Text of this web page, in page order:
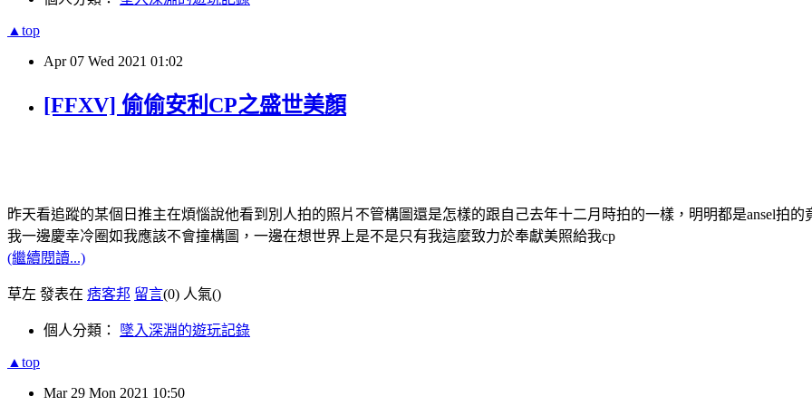
▲top
Apr 07 Wed 2021 01:02
[FFXV] 偷偷安利CP之盛世美顏
昨天看追蹤的某個日推主在煩惱說他看到別人拍的照片不管構圖還是怎樣的跟自己去年十二月時拍的一樣，明明都是ansel拍的
我一邊慶幸冷圈如我應該不會撞構圖，一邊在想世界上是不是只有我這麼致力於奉獻美照給我cp
(繼續閱讀...)
草左 發表在 痞客邦 留言(0) 人氣()
個人分類： 墜入深淵的遊玩記錄
▲top
Mar 29 Mon 2021 10:50